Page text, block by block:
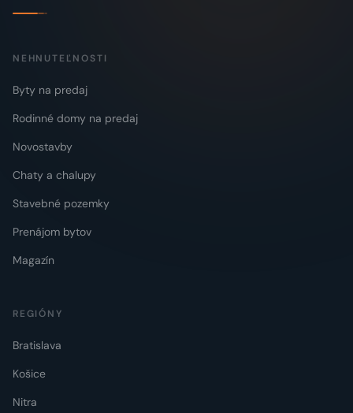
NEHNUTEĽNOSTI
Byty na predaj
Rodinné domy na predaj
Novostavby
Chaty a chalupy
Stavebné pozemky
Prenájom bytov
Magazín
REGIÓNY
Bratislava
Košice
Nitra